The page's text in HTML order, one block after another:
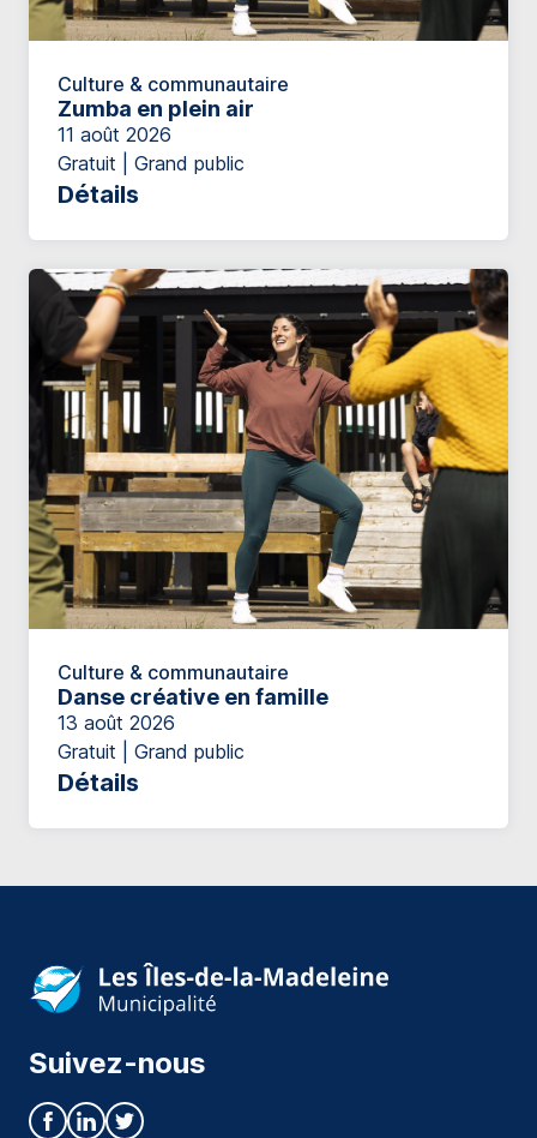
Culture & communautaire
Zumba en plein air
11 août 2026
Gratuit | Grand public
Détails
Culture & communautaire
Danse créative en famille
13 août 2026
Gratuit | Grand public
Détails
Suivez-nous